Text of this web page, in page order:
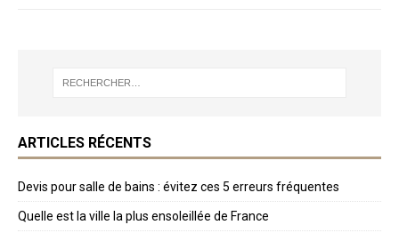
ARTICLES RÉCENTS
Devis pour salle de bains : évitez ces 5 erreurs fréquentes
Quelle est la ville la plus ensoleillée de France